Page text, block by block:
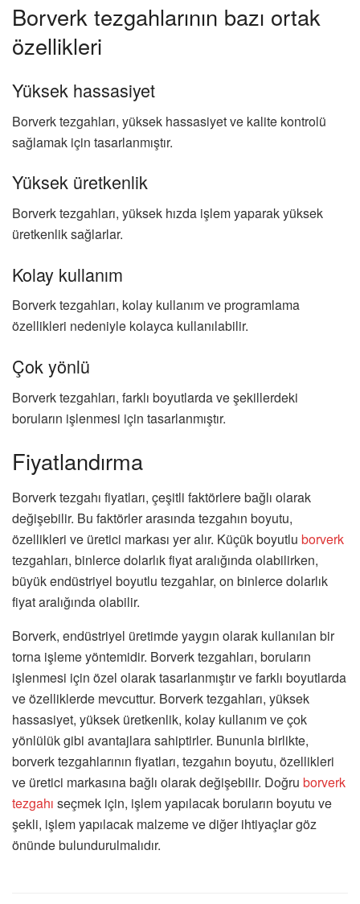
Borverk tezgahlarının bazı ortak
özellikleri
Yüksek hassasiyet
Borverk tezgahları, yüksek hassasiyet ve kalite kontrolü
sağlamak için tasarlanmıştır.
Yüksek üretkenlik
Borverk tezgahları, yüksek hızda işlem yaparak yüksek
üretkenlik sağlarlar.
Kolay kullanım
Borverk tezgahları, kolay kullanım ve programlama
özellikleri nedeniyle kolayca kullanılabilir.
Çok yönlü
Borverk tezgahları, farklı boyutlarda ve şekillerdeki
boruların işlenmesi için tasarlanmıştır.
Fiyatlandırma
Borverk tezgahı fiyatları, çeşitli faktörlere bağlı olarak
değişebilir. Bu faktörler arasında tezgahın boyutu,
özellikleri ve üretici markası yer alır. Küçük boyutlu borverk
tezgahları, binlerce dolarlık fiyat aralığında olabilirken,
büyük endüstriyel boyutlu tezgahlar, on binlerce dolarlık
fiyat aralığında olabilir.
Borverk, endüstriyel üretimde yaygın olarak kullanılan bir
torna işleme yöntemidir. Borverk tezgahları, boruların
işlenmesi için özel olarak tasarlanmıştır ve farklı boyutlarda
ve özelliklerde mevcuttur. Borverk tezgahları, yüksek
hassasiyet, yüksek üretkenlik, kolay kullanım ve çok
yönlülük gibi avantajlara sahiptirler. Bununla birlikte,
borverk tezgahlarının fiyatları, tezgahın boyutu, özellikleri
ve üretici markasına bağlı olarak değişebilir. Doğru borverk
tezgahı seçmek için, işlem yapılacak boruların boyutu ve
şekli, işlem yapılacak malzeme ve diğer ihtiyaçlar göz
önünde bulundurulmalıdır.